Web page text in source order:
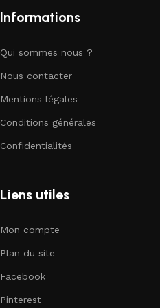
Informations
Qui sommes nous ?
Nous contacter
Mentions légales
Conditions générales
Confidentialités
Liens utiles
Mon compte
Plan du site
Facebook
Pinterest